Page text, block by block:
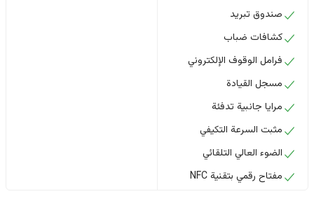
صندوق تبريد
كشافات ضباب
فرامل الوقوف الإلكتروني
مسجل القيادة
مرايا جانبية تدفئة
مثبت السرعة التكيفي
الضوء العالي التلقائي
مفتاح رقمي بتقنية NFC